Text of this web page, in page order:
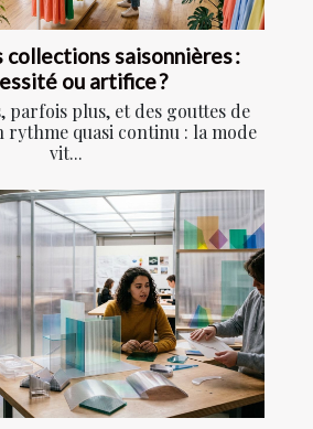
collections saisonnières :
ou artifice ?
parfois plus, et des gouttes de
rythme quasi continu : la mode
vit...